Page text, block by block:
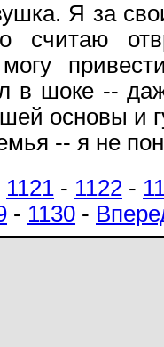
Я за
считаю
в шоке --
основы и
-- я не
1121 - 1122 -
- 1130 -